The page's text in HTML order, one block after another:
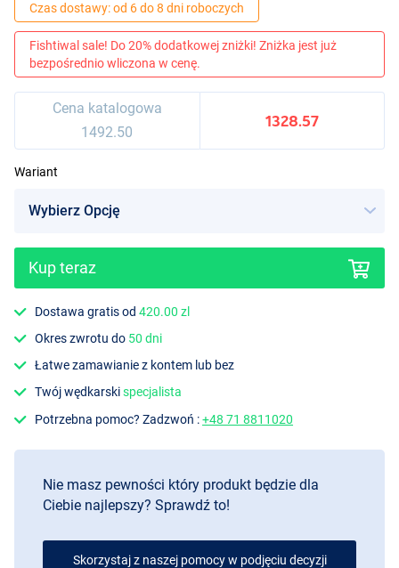
Czas dostawy: od 6 do 8 dni roboczych
Fishtiwal sale! Do 20% dodatkowej zniżki! Zniżka jest już
bezpośrednio wliczona w cenę.
Cena katalogowa
1492.50
1328.57
Wariant
Kup teraz
Dostawa gratis od420.00 zl
Okres zwrotu do 50 dni
Łatwe zamawianie z kontem lub bez
Twój wędkarskispecjalista
Potrzebna pomoc? Zadzwoń :+48 71 8811020
Nie masz pewności który produkt będzie dla
Ciebie najlepszy? Sprawdź to!
Skorzystaj z naszej pomocy w podjęciu decyzji